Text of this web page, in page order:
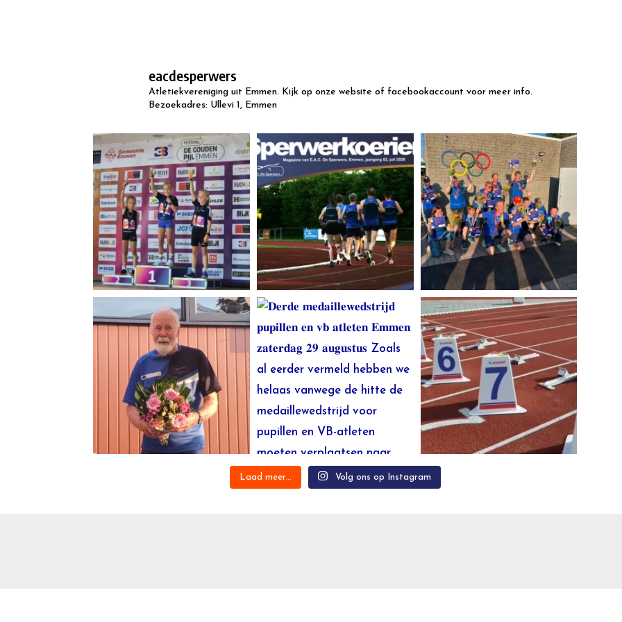
eacdesperwers
Atletiekvereniging uit Emmen. Kijk op onze website of facebookaccount voor meer info.
Bezoekadres: Ullevi 1, Emmen
Laad meer... Volg ons op Instagram